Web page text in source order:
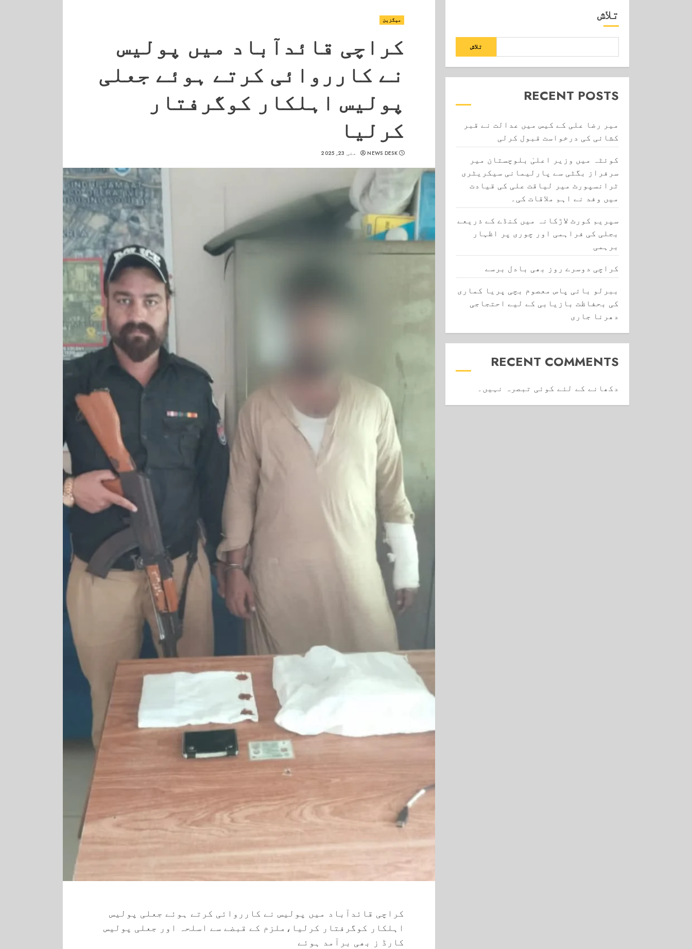
میگزین
کراچی قائدآباد میں پولیس
نے کارروائی کرتے ہوئے جعلی
پولیس اہلکار کوگرفتار
کرلیا
NEWS DESK مئی 23, 2025
کراچی قائدآباد میں پولیس نے کارروائی کرتے ہوئے جعلی پولیس
اہلکار کوگرفتار کرلیا،ملزم کے قبضے سے اسلحہ اور جعلی پولیس
کارڈ ز بھی برآمد ہوئے
تلاش
تلاش
RECENT POSTS
میر رضا علی کے کیس میں عدالت نے قبر
کشائی کی درخواست قبول کرلی
کوئٹہ میں وزیر اعلیٰ بلوچستان میر
سرفراز بگٹی سے پارلیمانی سیکریٹری
ٹرانسپورٹ میر لیاقت علی کی قیادت
میں وفد نے اہم ملاقات کی۔
سپریم کورٹ لاڑکانہ میں کنڈے کے ذریعے
بجلی کی فراہمی اور چوری پر اظہار
برہمی
کراچی دوسرے روز بھی بادل برسے
ببرلو بائی پاس معصوم بچی پریا کماری
کی بحفاظت بازیابی کے لیے احتجاجی
دھرنا جاری
RECENT COMMENTS
دکھانے کے لئے کوئی تبصرہ نہیں۔